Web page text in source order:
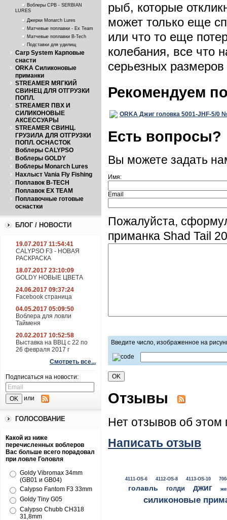
Воблеры СРВ - SERBIAN
LURES
Джерки Monarch Lures
Матчевые поплавки - Ex Team
Матчевые поплавки B-Tech
Подставки для удилищ
Carp System Карповые
снасти
ORKA Силиконовые
приманки
STREAMER МЯГКИЙ
СВИНЕЦ ДЛЯ ОТГРУЗКИ
ПОПЛ.
STREAMER ПВХ И
СИЛИКОНОВЫЕ
АКСЕССУАРЫ
STREAMER СВИНЦ.
ГРУЗИЛА ДЛЯ ОТГРУЗКИ
ПОПЛ. ОСНАСТОК
Воблеры CALYPSO
Воблеры GOLDY
Воблеры Monarch Lures
Нахлыст Vania Fly Fishing
Поплавок B-TECH
Поплавок EX TEAM
Поплавочные готовые
оснастки
БЛОГ / НОВОСТИ
19.07.2017 11:54:41
CALYPSO F3 - НОВАЯ
РАСКРАСКА
18.07.2017 23:10:09
GOLDY НОВЫЕ ЦВЕТА
24.06.2017 09:37:24
Facebook страница
04.05.2017 05:09:50
Воблера для ловли
Тайменя
20.02.2017 10:52:58
Выставка на ВВЦ с 22 по
26 февраля 2017 г
Смотреть все...
Подписаться на новости:
или
ГОЛОСОВАНИЕ
Какой из ниже
перечисленных воблеров
Вас больше всего порадовал
при ловле Головля
Goldy Vibromax 34mm
(GB01 и GB04)
Calypso Fantom F3 33mm
Goldy Tiny G05
Calypso Chubb CH318
31,8mm
рыб, которые
может только еще
или что то еще
колебания, все что
серьезных
Рекомендуем
ORKA Джиг головка 5001-JHF-5/0
Есть вопросы?
Вы можете задать
Имя:
Email
Пожалуйста,
приманка Shad Tail
Введите число, изображенное на
Отзывы
Нет отзывов об этом
Написать отзыв
4111-OS-6 4112-OS-8 4113-OS-10
голавль голди джиг
силиконовые